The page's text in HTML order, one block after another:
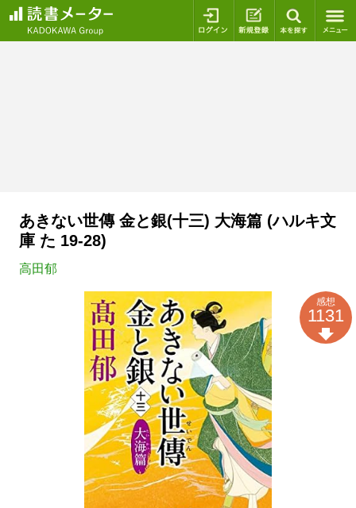
ログイン 新規登録
あきない世傳 金と銀(十三) 大海篇 (ハルキ文
庫 た 19-28)
高田郁
感想
1131